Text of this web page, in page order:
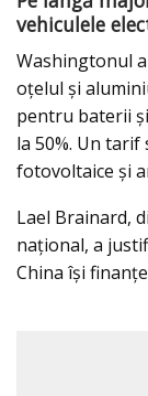
vehiculele
Washingtonul
oţelul şi
pentru baterii
la 50%. Un
fotovoltaice şi
Lael Brainard,
naţional, a
China îşi